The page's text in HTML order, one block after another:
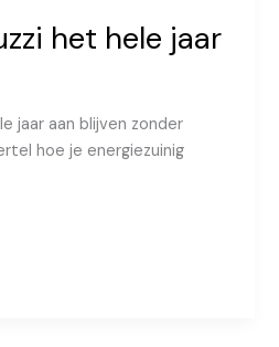
het hele jaar
jaar aan blijven zonder
hoe je energiezuinig